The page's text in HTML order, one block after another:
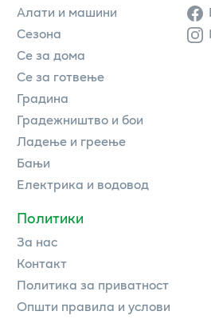
Алати и машини
Сезона
Се за дома
Се за готвење
Градина
Градежништво и бои
Ладење и греење
Бањи
Електрика и водовод
Политики
За нас
Контакт
Политика за приватност
Општи правила и услови